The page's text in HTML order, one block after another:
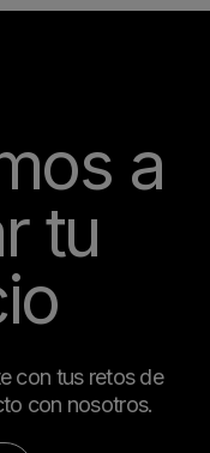
a
tu
con tus retos de
con nosotros.